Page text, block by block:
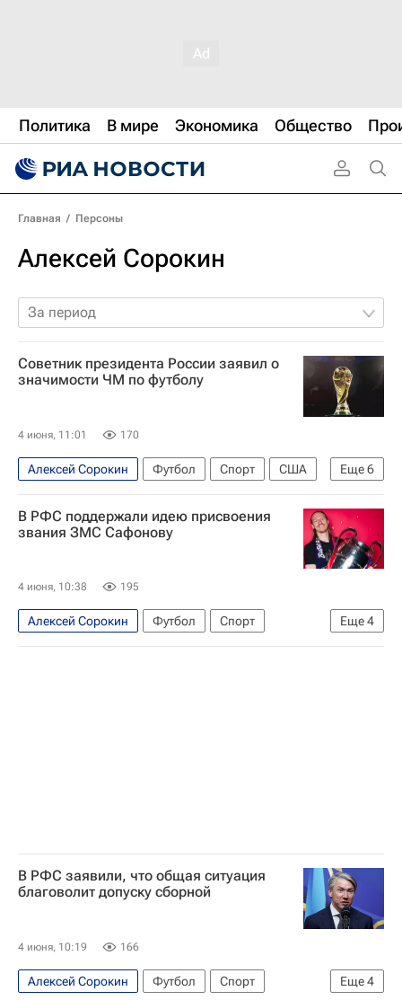
Политика В мире Экономика Общество
Главная / Персоны
Алексей Сорокин
За период
Советник президента России заявил о
значимости ЧМ по футболу
4 июня, 11:01 170
Еще6
Алексей Сорокин Футбол Спорт
США
Канада
Мексика
Российский футбольный союз (РФС)
ПМЭФ
В РФС поддержали идею присвоения
звания ЗМС Сафонову
4 июня, 10:38 195
Еще4
Алексей Сорокин Футбол
Спорт
Российский футбольный союз (РФС)
В РФС заявили, что общая ситуация
благоволит допуску сборной
4 июня, 10:19 166
Еще4
Алексей Сорокин Футбол
Спорт